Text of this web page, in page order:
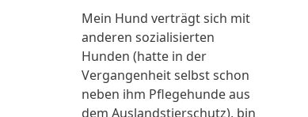
Mein Hund verträgt sich mit
anderen sozialisierten
Hunden (hatte in der
Vergangenheit selbst schon
neben ihm Pflegehunde aus
dem Auslandstierschutz), bin